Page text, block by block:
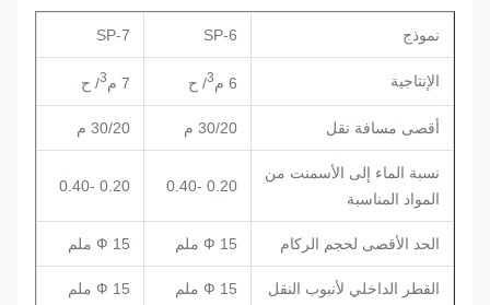
نموذج
الإنتاجية / ح / ح
أقصى مسافة نقل 30/20 م 30/20 م
نسبة الماء إلى الأسمنت من
المواد المناسبة
0.20 -0.40
الحد الأقصى لحجم الركام
القطر الداخلي لأنبوب النقل Ф 15 ملم